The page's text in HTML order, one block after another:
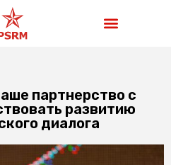
партнерство с
развитию
диалога